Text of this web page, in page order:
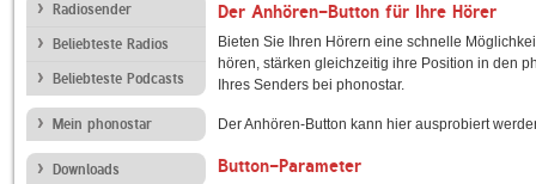
Radiosender
Beliebteste Radios
Beliebteste Podcasts
Mein phonostar
Downloads
Der Anhören-Button für Ihre Hörer
Bieten Sie Ihren Hörern eine schnelle
hören, stärken gleichzeitig ihre Position in den
Ihres Senders bei phonostar.
Der Anhören-Button kann hier ausprobiert
Button-Parameter